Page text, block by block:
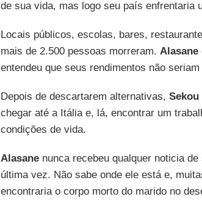
de sua vida, mas logo seu país enfrentaria
Locais públicos, escolas, bares,
mais de 2.500 pessoas morreram. Alasane
entendeu que seus rendimentos não
Depois de descartarem alternativas, Sekou
chegar até a Itália e, lá, encontrar um
condições de vida.
Alasanenunca recebeu qualquer noticia
última vez. Não sabe onde ele está e,
encontraria o corpo morto do marido no